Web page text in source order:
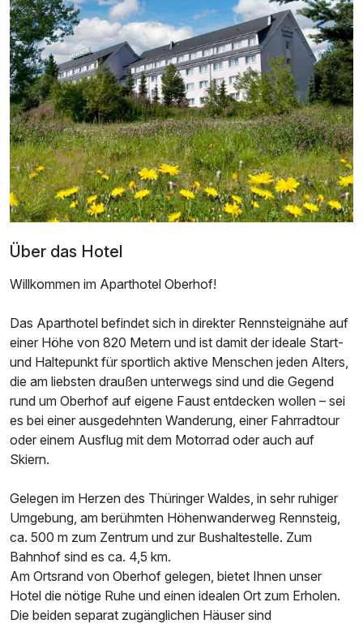
Für 4 Tage p.P. ab175,00 €
Doppelzimmer zur Einzelnutzung
1 Erwachsenen und 1 Kind
Ausstattung
Zusatznächte
Für 4 Tage
Einzelzimmer
1 Erwachsenen
Ausstattung
Zusatznächte
Für 4 Tage
Über das Hotel
Willkommen im Aparthotel Oberhof!
Das Aparthotel befindet sich in direkter Rennsteignähe auf
einer Höhe von 820 Metern und ist damit der ideale Start-
und Haltepunkt für sportlich aktive Menschen jeden Alters,
die am liebsten draußen unterwegs sind und die Gegend
rund um Oberhof auf eigene Faust entdecken wollen – sei
es bei einer ausgedehnten Wanderung, einer Fahrradtour
oder einem Ausflug mit dem Motorrad oder auch auf
Skiern.
Gelegen im Herzen des Thüringer Waldes, in sehr ruhiger
Umgebung, am berühmten Höhenwanderweg Rennsteig,
ca. 500 m zum Zentrum und zur Bushaltestelle. Zum
Bahnhof sind es ca. 4,5 km.
Am Ortsrand von Oberhof gelegen, bietet Ihnen unser
Hotel die nötige Ruhe und einen idealen Ort zum Erholen.
Die beiden separat zugänglichen Häuser sind